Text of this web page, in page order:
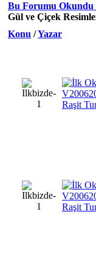
Bu Forumu Okundu
Gül ve Çiçek
Konu /Yazar
Raşit
Raşit